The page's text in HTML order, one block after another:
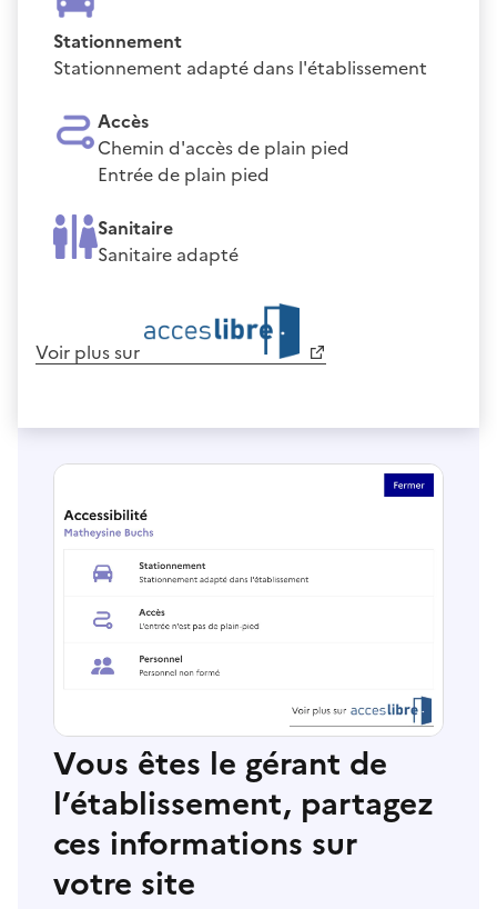
Stationnement
Stationnement adapté dans l'établissement
Accès
Chemin d'accès de plain pied
Entrée de plain pied
Sanitaire
Sanitaire adapté
Voir plus sur
Vous êtes le gérant de
l’établissement, partagez
ces informations sur
votre site